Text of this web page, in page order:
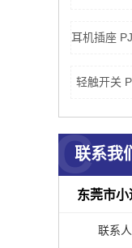
轻触开关
联系我们
C
东莞市小
联系人